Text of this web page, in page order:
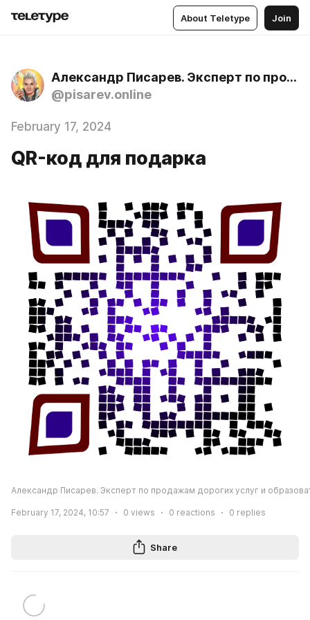
About Teletype Join
Александр Писарев. Эксперт по продажам дорогих услуг и образовательных продуктов с 2010 года
@pisarev.online
February 17, 2024
QR-код для подарка
Александр Писарев. Эксперт по продажам дорогих услуг и
February 17, 2024, 10:57 0 views 0 reactions 0 replies
Share